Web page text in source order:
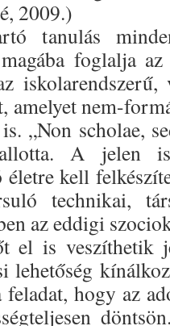
2009.)
tanulás
foglalja
amelyet nem-
„Non scholae,
A jelen
életre kell
technikai,
az eddigi
el is veszíthetik
lehetőség
hogy az